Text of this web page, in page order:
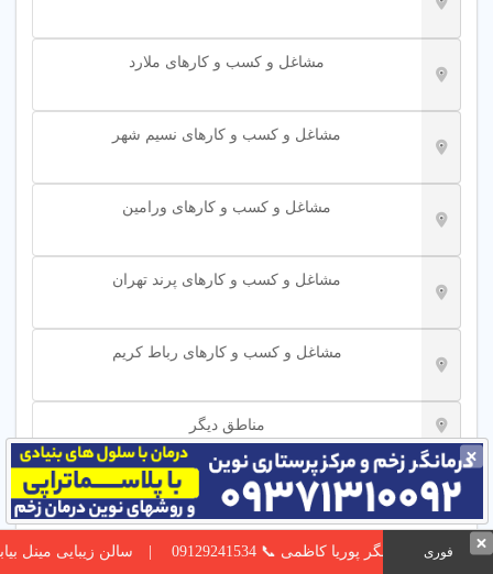
فوری
پوریا کاظمی 📞 09129241534 سالن زیبایی مینل بیابانی ارائه دهنده
مشاغل و کسب و کارهای ملارد
مشاغل و کسب و کارهای نسیم شهر
مشاغل و کسب و کارهای ورامین
مشاغل و کسب و کارهای پرند تهران
مشاغل و کسب و کارهای رباط کریم
مناطق دیگر
مشاغل و کسب و کارهای اسلامشهر